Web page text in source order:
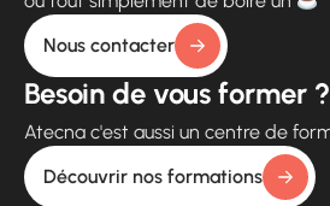
Nous contacter
Besoin de vous former ?
Atecna c'est aussi un centre de
Découvrir nos formations